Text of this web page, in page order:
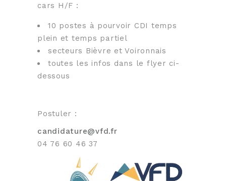
cars H/F :
10 postes à pourvoir CDI temps
plein et temps partiel
secteurs Bièvre et Voironnais
toutes les infos dans le flyer ci-
dessous
Postuler :
candidature@vfd.fr
04 76 60 46 37